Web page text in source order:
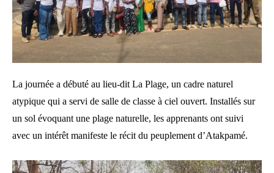
La journée a débuté au lieu-dit La Plage, un cadre naturel
atypique qui a servi de salle de classe à ciel ouvert. Installés sur
un sol évoquant une plage naturelle, les apprenants ont suivi
avec un intérêt manifeste le récit du peuplement d’Atakpamé.